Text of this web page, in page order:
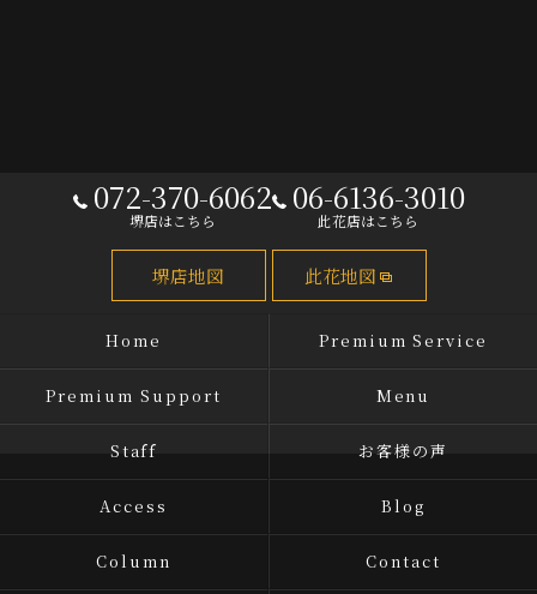
072-370-6062
堺店はこちら
06-6136-3010
此花店はこちら
堺店地図 此花地図
Home Premium Service
Premium Support Menu
Staff お客様の声
Access Blog
Column Contact